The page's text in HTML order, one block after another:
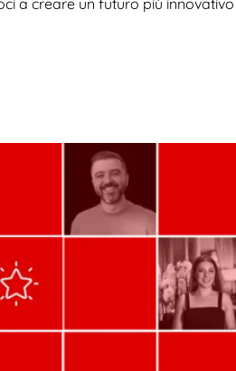
a creare un futuro più